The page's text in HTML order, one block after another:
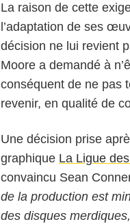
La raison de cette
l’adaptation de ses
décision ne lui revient
Moore a demandé à
conséquent de ne pas
revenir, en qualité de
Une décision prise
graphique La Ligue
convaincu Sean
de la production est
des disques